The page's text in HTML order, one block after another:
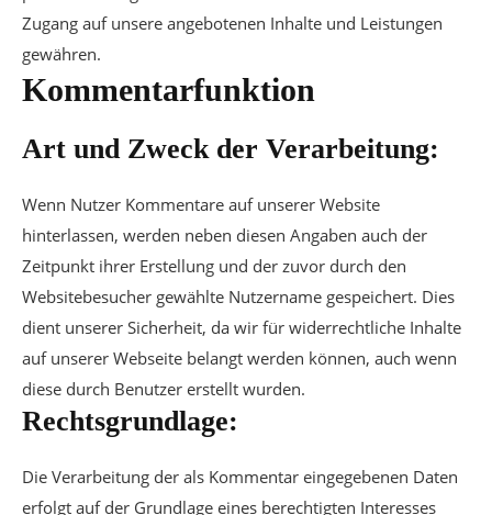
Zugang auf unsere angebotenen Inhalte und Leistungen
gewähren.
Kommentarfunktion
Art und Zweck der Verarbeitung:
Wenn Nutzer Kommentare auf unserer Website
hinterlassen, werden neben diesen Angaben auch der
Zeitpunkt ihrer Erstellung und der zuvor durch den
Websitebesucher gewählte Nutzername gespeichert. Dies
dient unserer Sicherheit, da wir für widerrechtliche Inhalte
auf unserer Webseite belangt werden können, auch wenn
diese durch Benutzer erstellt wurden.
Rechtsgrundlage:
Die Verarbeitung der als Kommentar eingegebenen Daten
erfolgt auf der Grundlage eines berechtigten Interesses